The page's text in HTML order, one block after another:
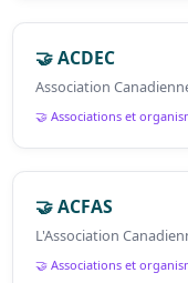
🤝 ACDEC
Association
🤝 Associations et
🤝 ACFAS
L'Association
🤝 Associations et